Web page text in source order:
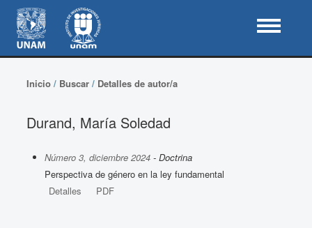
Inicio/ Buscar/ Detalles de autor/a
Durand, María Soledad
Número 3, diciembre 2024- Doctrina
Perspectiva de género en la ley fundamental
Detalles
PDF